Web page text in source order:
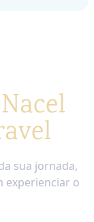
sua jornada,
experienciar o